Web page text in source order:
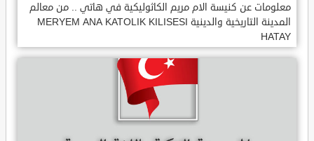
معلومات عن كنيسة الام مريم الكاثوليكية في هاتي .. من معالم
المدينة التاريخية والدينية MERYEM ANA KATOLIK KILISESI
HATAY